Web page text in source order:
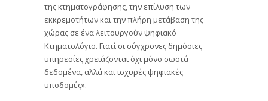
της κτηματογράφησης, την επίλυση των
εκκρεμοτήτων και την πλήρη μετάβαση της
χώρας σε ένα λειτουργούν ψηφιακό
Κτηματολόγιο. Γιατί οι σύγχρονες δημόσιες
υπηρεσίες χρειάζονται όχι μόνο σωστά
δεδομένα, αλλά και ισχυρές ψηφιακές
υποδομές».